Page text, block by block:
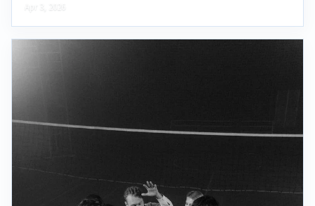
Apr 3, 2026